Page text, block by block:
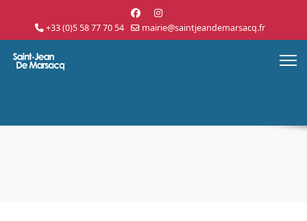
+33 (0)5 58 77 70 54 mairie@saintjeandemarsacq.fr